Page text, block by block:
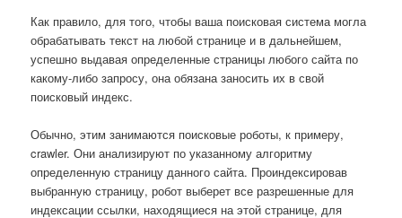
Как правило, для того, чтобы ваша поисковая система могла
обрабатывать текст на любой странице и в дальнейшем,
успешно выдавая определенные страницы любого сайта по
какому-либо запросу, она обязана заносить их в свой
поисковый индекс.
Обычно, этим занимаются поисковые роботы, к примеру,
crawler. Они анализируют по указанному алгоритму
определенную страницу данного сайта. Проиндексировав
выбранную страницу, робот выберет все разрешенные для
индексации ссылки, находящиеся на этой странице, для